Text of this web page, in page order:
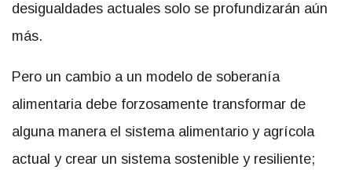
desigualdades actuales solo se profundizarán aún
más.
Pero un cambio a un modelo de soberanía
alimentaria debe forzosamente transformar de
alguna manera el sistema alimentario y agrícola
actual y crear un sistema sostenible y resiliente;